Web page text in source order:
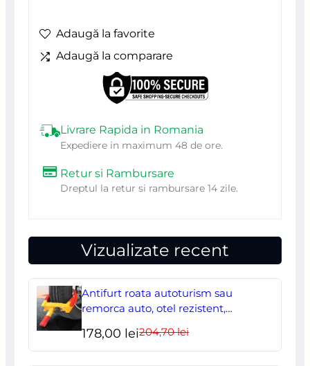
Livrare Rapida in Romania
Expediere in maximum 48 de ore.
Retur si Rambursare
Dreptul la retur si rambursare 14 zile.
Adaugă la favorite
Adaugă la comparare
Vizualizate recent
Antifurt roata autoturism sau
remorca auto, otel rezistent,
204,70leiPrețul
178,00 lei
Prețul